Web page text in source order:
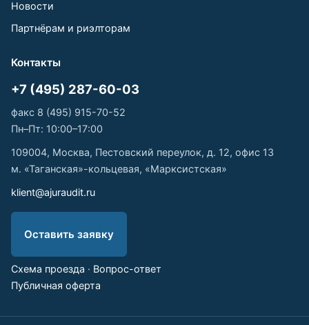
Новости
Партнёрам и риэлторам
Контакты
+7 (495) 287-60-03
факс 8 (495) 915-70-52
Пн–Пт: 10:00–17:00
109004, Москва, Пестовский переулок, д. 12, офис 13
м. «Таганская»-кольцевая, «Марксистская»
klient@ajuraudit.ru
Оставить заявку
Схема проезда · Вопрос-ответ
Публичная оферта